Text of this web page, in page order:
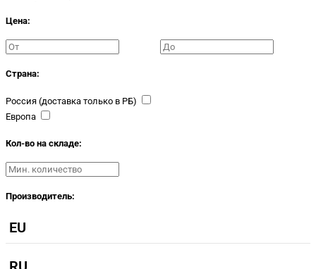
Цена:
Страна:
Россия (доставка только в РБ)
Европа
Кол-во на складе:
Производитель:
EU